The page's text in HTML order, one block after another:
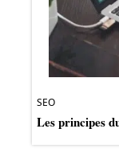
SEO
Les principes